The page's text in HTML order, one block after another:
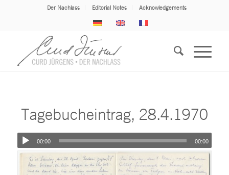
Der Nachlass Editorial Notes Acknowledgements
Tagebucheintrag, 28.4.1970
00:00 00:00